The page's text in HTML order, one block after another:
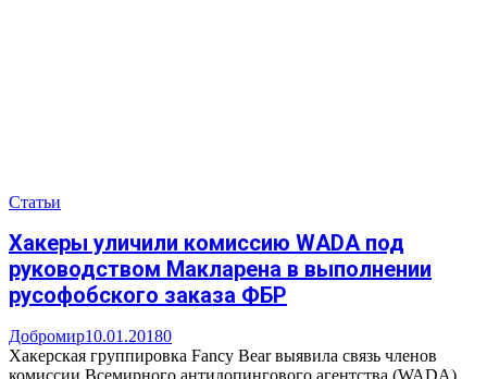
Статьи
Хакеры уличили комиссию WADA под
руководством Макларена в выполнении
русофобского заказа ФБР
Добромир10.01.20180
Хакерская группировка Fancy Bear выявила связь членов
комиссии Всемирного антидопингового агентства (WADA)